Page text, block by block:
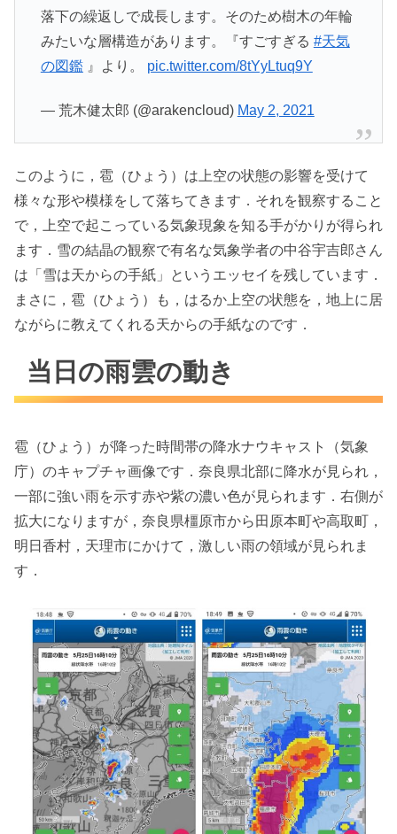
落下の繰返しで成長します。そのため樹木の年輪
みたいな層構造があります。『すごすぎる #天気
の図鑑』より。 pic.twitter.com/8tYyLtuq9Y
— 荒木健太郎 (@arakencloud) May 2, 2021
このように，雹（ひょう）は上空の状態の影響を受けて
様々な形や模様をして落ちてきます．それを観察すること
で，上空で起こっている気象現象を知る手がかりが得られ
ます．雪の結晶の観察で有名な気象学者の中谷宇吉郎さん
は「雪は天からの手紙」というエッセイを残しています．
まさに，雹（ひょう）も，はるか上空の状態を，地上に居
ながらに教えてくれる天からの手紙なのです．
当日の雨雲の動き
雹（ひょう）が降った時間帯の降水ナウキャスト（気象
庁）のキャプチャ画像です．奈良県北部に降水が見られ，
一部に強い雨を示す赤や紫の濃い色が見られます．右側が
拡大になりますが，奈良県橿原市から田原本町や高取町，
明日香村，天理市にかけて，激しい雨の領域が見られま
す．